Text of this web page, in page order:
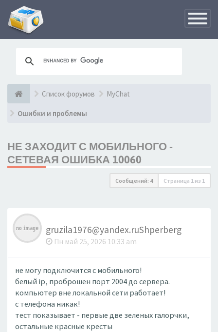
Список форумов MyChat
Ошибки и проблемы
НЕ ЗАХОДИТ С МОБИЛЬНОГО -
СЕТЕВАЯ ОШИБКА 10060
Сообщений: 4 Страница 1 из 1
gruzila1976@yandex.ruShperberg
Пн май 25, 2026 10:33 am
не могу подключится с мобильного!
белый ip, проброшен порт 2004 до сервера.
компьютер вне локальной сети работает!
с телефона никак!
тест показывает - первые две зеленых галорчки,
остальные красные кресты